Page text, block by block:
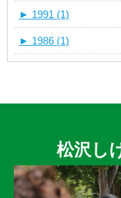
► 1991 (1)
► 1986 (1)
松沢し